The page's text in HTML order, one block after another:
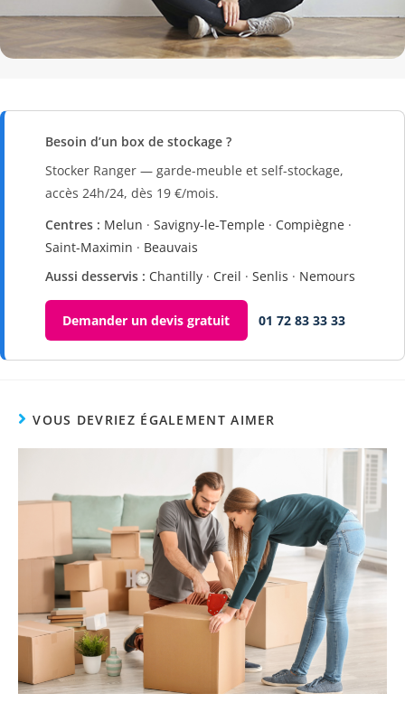
Besoin d’un box de stockage ?
Stocker Ranger — garde-meuble et self-stockage,
accès 24h/24, dès 19 €/mois.
Centres : Melun · Savigny-le-Temple· Compiègne·
Saint-Maximin · Beauvais
Aussi desservis : Chantilly· Creil · Senlis · Nemours
Demander un devis gratuit 01 72 83 33 33
VOUS DEVRIEZ ÉGALEMENT AIMER